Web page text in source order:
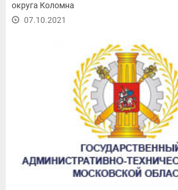
округа Коломна
07.10.2021